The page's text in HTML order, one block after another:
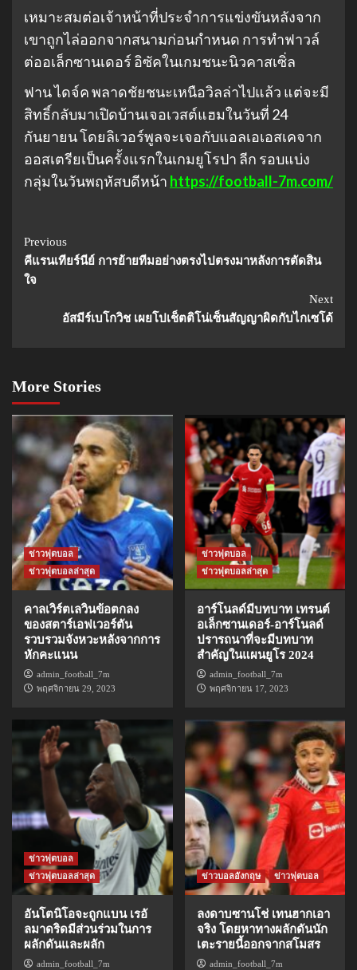
เหมาะสมต่อเจ้าหน้าที่ประจำการแข่งขันหลังจาก
เขาถูกไล่ออกจากสนามก่อนกำหนด การทำฟาวล์
ต่ออเล็กซานเดอร์ อิซัคในเกมชนะนิวคาสเซิ่ล
ฟาน ไดจ์ค พลาดชัยชนะเหนือวิลล่าไปแล้ว แต่จะมี
สิทธิ์กลับมาเปิดบ้านเจอเวสต์แฮมในวันที่ 24
กันยายน โดยลิเวอร์พูลจะเจอกับแอลเอเอสเคจาก
ออสเตรียเป็นครั้งแรกในเกมยูโรปา ลีก รอบแบ่ง
กลุ่มในวันพฤหัสบดีหน้า https://football-7m.com/
Continue
Reading
Previous
คีแรนเทียร์นีย์ การย้ายทีมอย่างตรงไปตรงมาหลังการตัดสิน
ใจ
Next
อัสมีร์เบโกวิช เผยโปเช็ตติโน่เซ็นสัญญาผิดกับไกเซโด้
More Stories
ข่าวฟุตบอล
ข่าวฟุตบอลล่าสุด
คาลเวิร์ตเลวินข้อตกลง
ของสตาร์เอฟเวอร์ตัน
รวบรวมจังหวะหลังจากการ
หักคะแนน
admin_football_7m
พฤศจิกายน 29, 2023
ข่าวฟุตบอล
ข่าวฟุตบอลล่าสุด
อาร์โนลด์มีบทบาท เทรนต์
อเล็กซานเดอร์-อาร์โนลด์
ปรารถนาที่จะมีบทบาท
สำคัญในแผนยูโร 2024
admin_football_7m
พฤศจิกายน 17, 2023
ข่าวฟุตบอล
ข่าวฟุตบอลล่าสุด
อันโตนิโอจะถูกแบน เรอั
ลมาดริดมีส่วนร่วมในการ
ผลักดันและผลัก
admin_football_7m
ข่าวบอลอังกฤษ ข่าวฟุตบอล
ลงดาบซานโช่ เทนฮากเอา
จริง โดยหาทางผลักดันนัก
เตะรายนี้ออกจากสโมสร
admin_football_7m